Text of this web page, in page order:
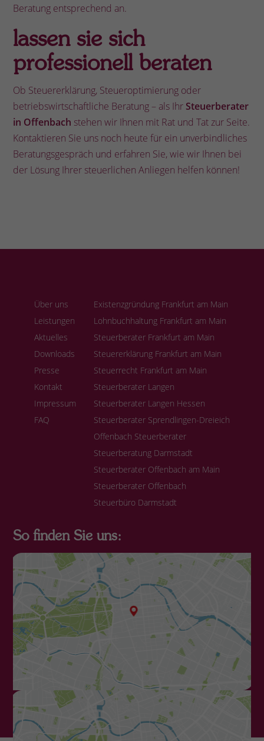
Beratung entsprechend an.
lassen sie sich
professionell beraten
Ob Steuererklärung, Steueroptimierung oder
betriebswirtschaftliche Beratung – als Ihr Steuerberater
in Offenbach stehen wir Ihnen mit Rat und Tat zur Seite.
Kontaktieren Sie uns noch heute für ein unverbindliches
Beratungsgespräch und erfahren Sie, wie wir Ihnen bei
der Lösung Ihrer steuerlichen Anliegen helfen können!
Über uns
Leistungen
Aktuelles
Downloads
Presse
Kontakt
Impressum
FAQ
Existenzgründung Frankfurt am Main
Lohnbuchhaltung Frankfurt am Main
Steuerberater Frankfurt am Main
Steuererklärung Frankfurt am Main
Steuerrecht Frankfurt am Main
Steuerberater Langen
Steuerberater Langen Hessen
Steuerberater Sprendlingen-Dreieich
Offenbach Steuerberater
Steuerberatung Darmstadt
Steuerberater Offenbach am Main
Steuerberater Offenbach
Steuerbüro Darmstadt
So finden Sie uns: